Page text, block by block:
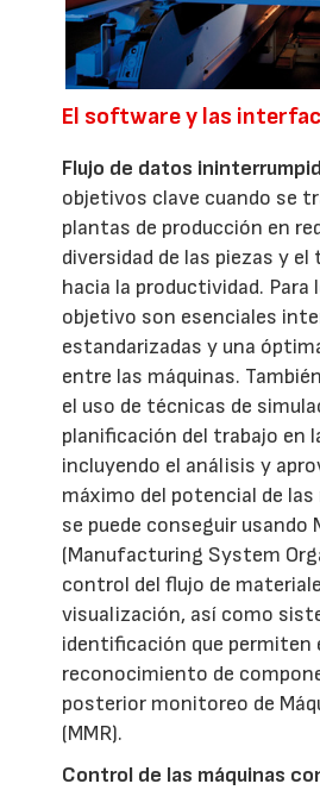
El software y las
Flujo de datos
objetivos clave cuando se
plantas de producción en
diversidad de las piezas y
hacia la productividad. Para
objetivo son esenciales
estandarizadas y una
entre las máquinas.
el uso de técnicas de
planificación del trabajo en
incluyendo el análisis y
máximo del potencial de
se puede conseguir usando
(Manufacturing System
control del flujo de
visualización, así como
identificación que permiten
reconocimiento de
posterior monitoreo de
(MMR).
Control de las máquinas